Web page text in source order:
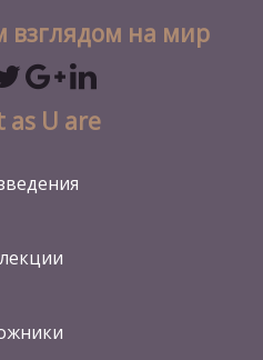
взглядом на мир
as U are